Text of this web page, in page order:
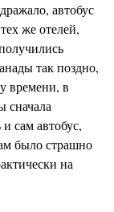
автобус
же отелей,
так поздно,
времени, в
сначала
сам автобус,
было страшно
на